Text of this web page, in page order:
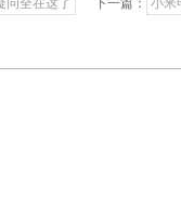
问全在这了 下一篇： 小米